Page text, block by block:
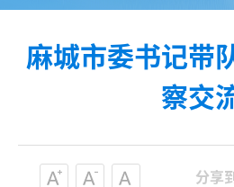
麻城市委书记带
察交
分享